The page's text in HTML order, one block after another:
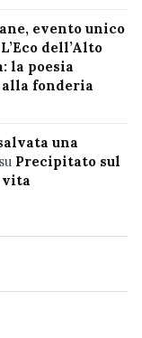
evento unico
dell’Alto
la poesia
fonderia
una
su Precipitato sul
vita